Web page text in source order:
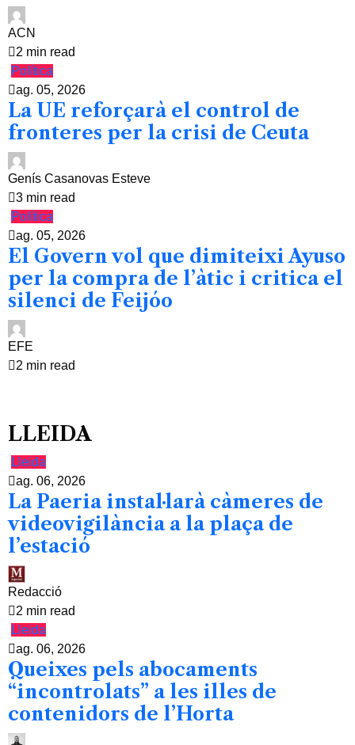
ACN
2 min read
Política
ag. 05, 2026
La UE reforçarà el control de
fronteres per la crisi de Ceuta
Genís Casanovas Esteve
3 min read
Política
ag. 05, 2026
El Govern vol que dimiteixi Ayuso
per la compra de l’àtic i critica el
silenci de Feijóo
EFE
2 min read
LLEIDA
Lleida
ag. 06, 2026
La Paeria instal·larà càmeres de
videovigilància a la plaça de
l’estació
Redacció
2 min read
Lleida
ag. 06, 2026
Queixes pels abocaments
“incontrolats” a les illes de
contenidors de l’Horta